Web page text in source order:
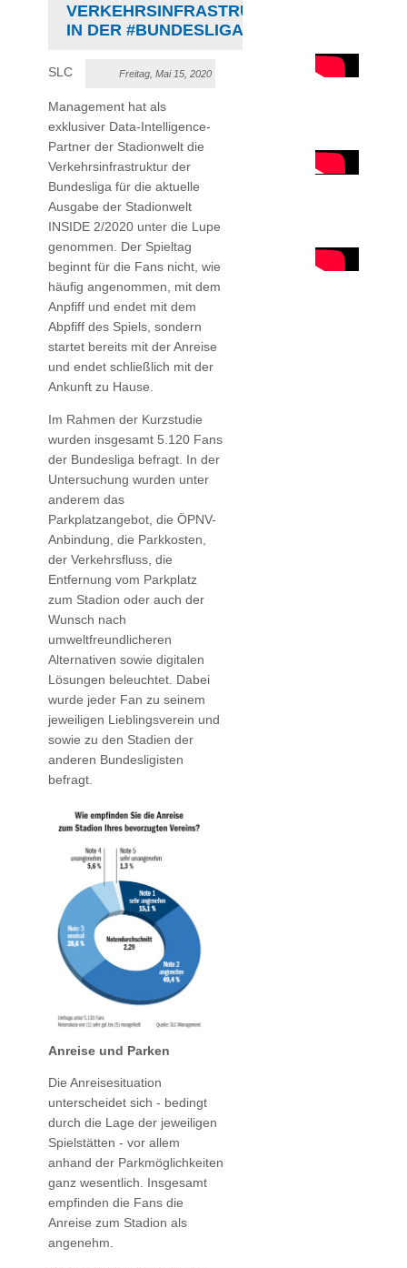
VERKEHRSINFRASTRUKTUR
IN DER #BUNDESLIGA
Freitag, Mai 15, 2020
SLC
Management hat als
exklusiver Data-Intelligence-
Partner der Stadionwelt die
Verkehrsinfrastruktur der
Bundesliga für die aktuelle
Ausgabe der Stadionwelt
INSIDE 2/2020 unter die Lupe
genommen. Der Spieltag
beginnt für die Fans nicht, wie
häufig angenommen, mit dem
Anpfiff und endet mit dem
Abpfiff des Spiels, sondern
startet bereits mit der Anreise
und endet schließlich mit der
Ankunft zu Hause.
Im Rahmen der Kurzstudie
wurden insgesamt 5.120 Fans
der Bundesliga befragt. In der
Untersuchung wurden unter
anderem das
Parkplatzangebot, die ÖPNV-
Anbindung, die Parkkosten,
der Verkehrsfluss, die
Entfernung vom Parkplatz
zum Stadion oder auch der
Wunsch nach
umweltfreundlicheren
Alternativen sowie digitalen
Lösungen beleuchtet. Dabei
wurde jeder Fan zu seinem
jeweiligen Lieblingsverein und
sowie zu den Stadien der
anderen Bundesligisten
befragt.
Anreise und Parken
Die Anreisesituation
unterscheidet sich - bedingt
durch die Lage der jeweiligen
Spielstätten - vor allem
anhand der Parkmöglichkeiten
ganz wesentlich. Insgesamt
empfinden die Fans die
Anreise zum Stadion als
angenehm.